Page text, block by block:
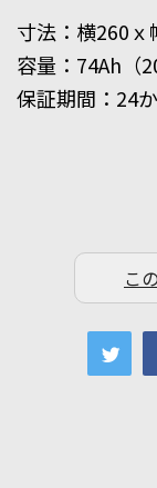
寸法：横260
容量：74Ah（
保証期間：24
こ